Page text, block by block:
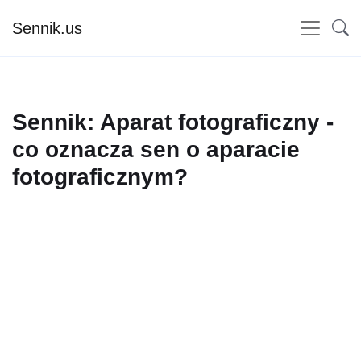
Sennik.us
Sennik: Aparat fotograficzny -
co oznacza sen o aparacie
fotograficznym?